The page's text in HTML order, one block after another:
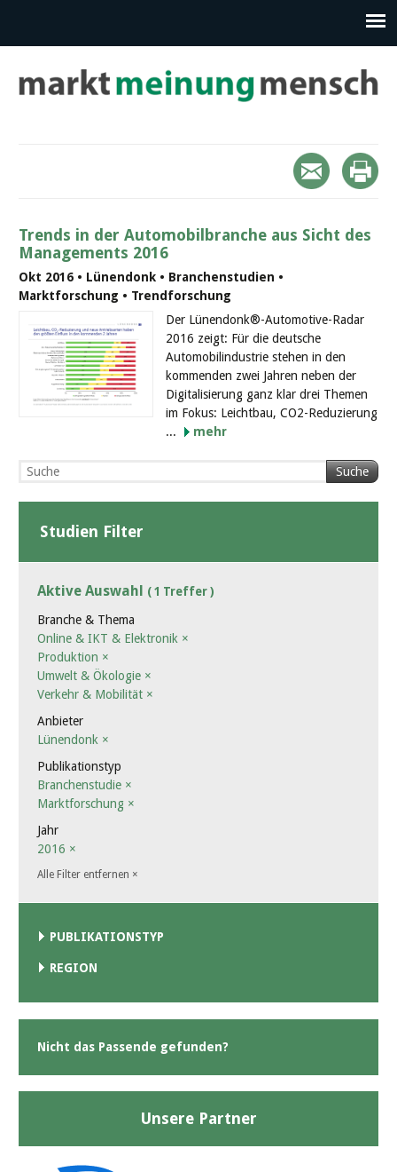
Trends in der Automobilbranche aus Sicht des
Managements 2016
Okt 2016 • Lünendonk • Branchenstudien •
Marktforschung • Trendforschung
Der Lünendonk®-Automotive-Radar
2016 zeigt: Für die deutsche
Automobilindustrie stehen in den
kommenden zwei Jahren neben der
Digitalisierung ganz klar drei Themen
im Fokus: Leichtbau, CO2-Reduzierung
...
mehr
Suche
Studien Filter
Aktive Auswahl ( 1 Treffer )
Branche & Thema
Online & IKT & Elektronik ×
Produktion ×
Umwelt & Ökologie ×
Verkehr & Mobilität ×
Anbieter
Lünendonk ×
Publikationstyp
Branchenstudie ×
Marktforschung ×
Jahr
2016 ×
Alle Filter entfernen ×
PUBLIKATIONSTYP
REGION
Nicht das Passende gefunden?
Unsere Partner